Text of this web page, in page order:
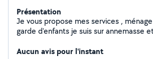
Présentation
Je vous propose mes services ,
garde d'enfants je suis sur annemasse et je peux me
Aucun avis pour l'instant